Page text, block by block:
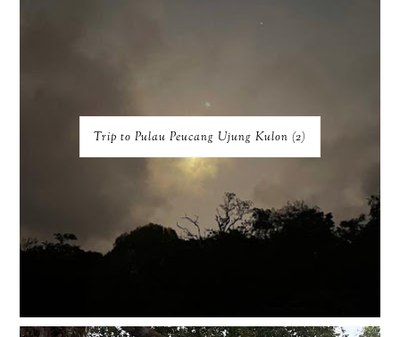
Trip to Pulau Peucang Ujung Kulon (2)